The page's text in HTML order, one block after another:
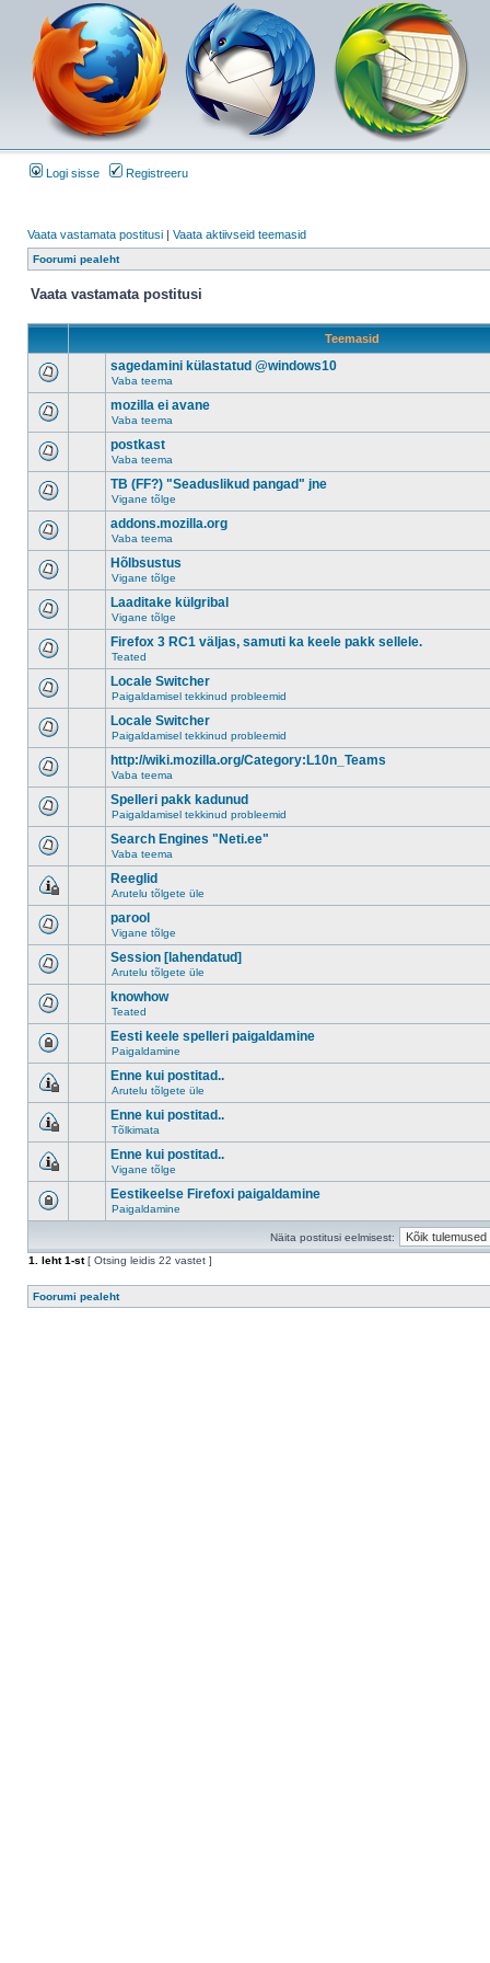
Logi sisse Registreeru
Vaata vastamata postitusi | Vaata aktiivseid teemasid
Foorumi pealeht
Vaata vastamata postitusi
Teemasid
sagedamini külastatud @windows10
Vaba teema
mozilla ei avane
Vaba teema
postkast
Vaba teema
TB (FF?) "Seaduslikud pangad" jne
Vigane tõlge
addons.mozilla.org
Vaba teema
Hõlbsustus
Vigane tõlge
Laaditake külgribal
Vigane tõlge
Firefox 3 RC1 väljas, samuti ka keele pakk sellele.
Teated
Locale Switcher
Paigaldamisel tekkinud probleemid
Locale Switcher
Paigaldamisel tekkinud probleemid
http://wiki.mozilla.org/Category:L10n_Teams
Vaba teema
Spelleri pakk kadunud
Paigaldamisel tekkinud probleemid
Search Engines "Neti.ee"
Vaba teema
Reeglid
Arutelu tõlgete üle
parool
Vigane tõlge
Session [lahendatud]
Arutelu tõlgete üle
knowhow
Teated
Eesti keele spelleri paigaldamine
Paigaldamine
Enne kui postitad..
Arutelu tõlgete üle
Enne kui postitad..
Tõlkimata
Enne kui postitad..
Vigane tõlge
Eestikeelse Firefoxi paigaldamine
Paigaldamine
Näita postitusi eelmisest:
1
. leht1-st[ Otsing leidis 22 vastet ]
Foorumi pealeht